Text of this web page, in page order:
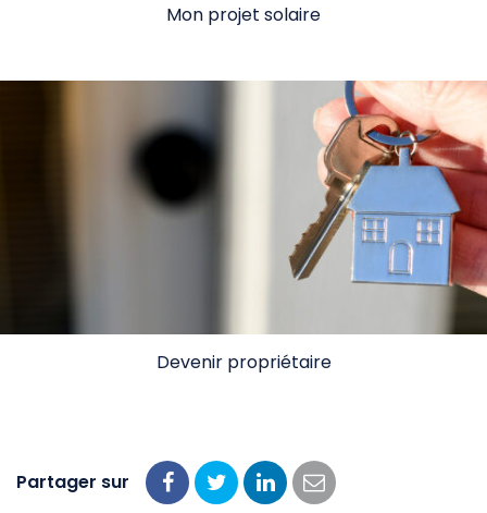
Mon projet solaire
Devenir propriétaire
Partager sur
PartagerPartager
PartagerPartager